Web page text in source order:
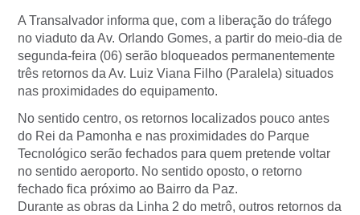
A Transalvador informa que, com a liberação do tráfego
no viaduto da Av. Orlando Gomes, a partir do meio-dia de
segunda-feira (06) serão bloqueados permanentemente
três retornos da Av. Luiz Viana Filho (Paralela) situados
nas proximidades do equipamento.
No sentido centro, os retornos localizados pouco antes
do Rei da Pamonha e nas proximidades do Parque
Tecnológico serão fechados para quem pretende voltar
no sentido aeroporto. No sentido oposto, o retorno
fechado fica próximo ao Bairro da Paz.
Durante as obras da Linha 2 do metrô, outros retornos da